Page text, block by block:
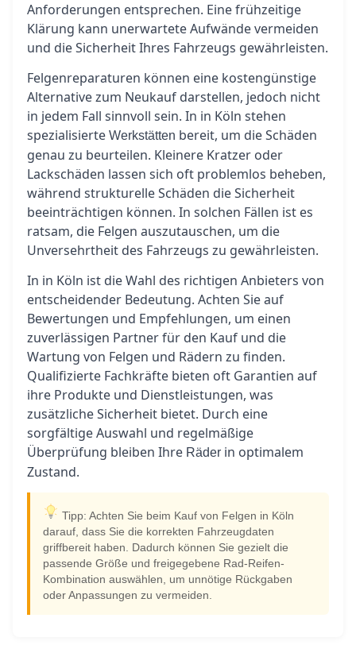
Anforderungen entsprechen. Eine frühzeitige
Klärung kann unerwartete Aufwände vermeiden
und die Sicherheit Ihres Fahrzeugs gewährleisten.
Felgenreparaturen können eine kostengünstige
Alternative zum Neukauf darstellen, jedoch nicht
in jedem Fall sinnvoll sein. In in Köln stehen
spezialisierte Werkstätten bereit, um die Schäden
genau zu beurteilen. Kleinere Kratzer oder
Lackschäden lassen sich oft problemlos beheben,
während strukturelle Schäden die Sicherheit
beeinträchtigen können. In solchen Fällen ist es
ratsam, die Felgen auszutauschen, um die
Unversehrtheit des Fahrzeugs zu gewährleisten.
In in Köln ist die Wahl des richtigen Anbieters von
entscheidender Bedeutung. Achten Sie auf
Bewertungen und Empfehlungen, um einen
zuverlässigen Partner für den Kauf und die
Wartung von Felgen und Rädern zu finden.
Qualifizierte Fachkräfte bieten oft Garantien auf
ihre Produkte und Dienstleistungen, was
zusätzliche Sicherheit bietet. Durch eine
sorgfältige Auswahl und regelmäßige
Überprüfung bleiben Ihre Räder in optimalem
Zustand.
Tipp: Achten Sie beim Kauf von Felgen in Köln
darauf, dass Sie die korrekten Fahrzeugdaten
griffbereit haben. Dadurch können Sie gezielt die
passende Größe und freigegebene Rad-Reifen-
Kombination auswählen, um unnötige Rückgaben
oder Anpassungen zu vermeiden.